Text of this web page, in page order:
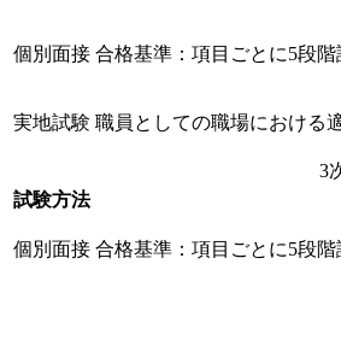
個別面接 合格基準：項目ごとに5段
実地試験 職員としての職場における
3
試験方法
個別面接 合格基準：項目ごとに5段